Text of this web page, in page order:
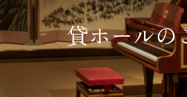
貸ホールの